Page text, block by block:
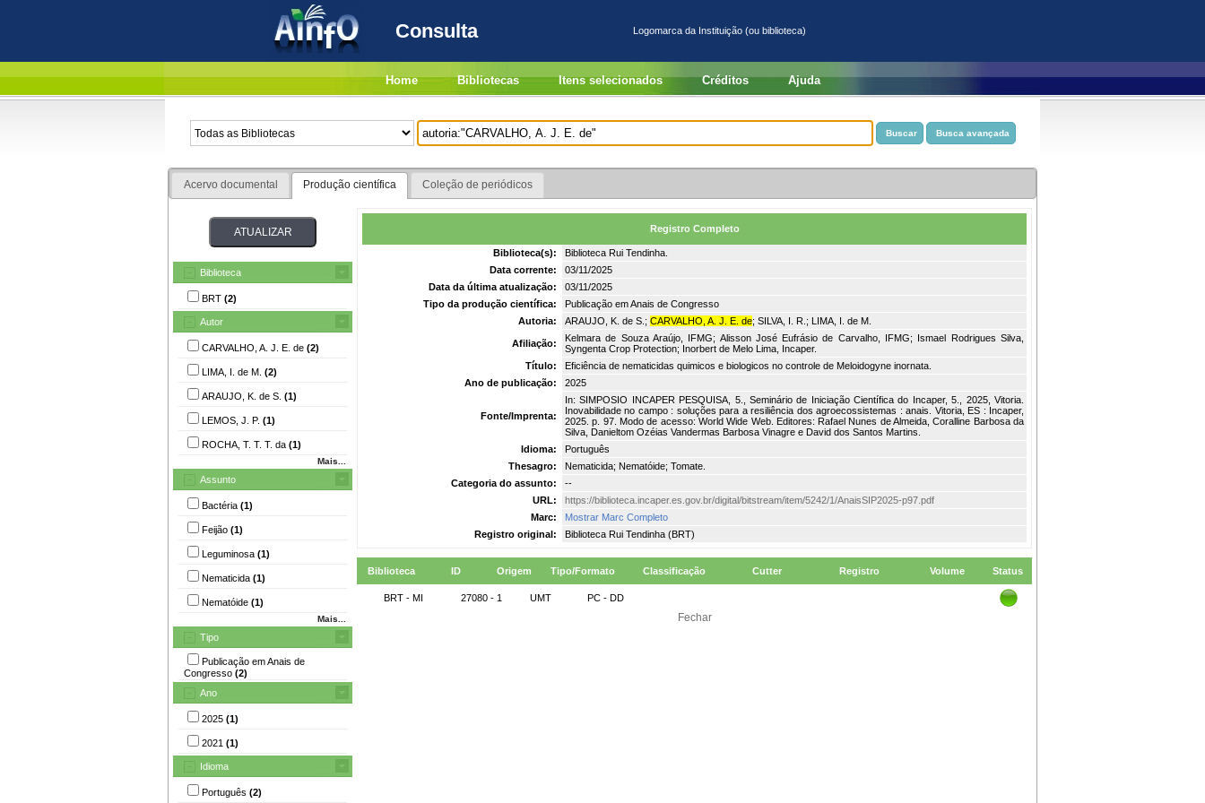
Consulta Logomarca da Instituição (ou biblioteca)
Home Bibliotecas Itens selecionados Créditos Ajuda
Acervo documental Produção científica Coleção de periódicos
Biblioteca
BRT (2)
Autor
CARVALHO, A. J. E. de (2)
LIMA, I. de M. (2)
ARAUJO, K. de S. (1)
LEMOS, J. P. (1)
ROCHA, T. T. T. da (1)
Mais...
Assunto
Bactéria (1)
Feijão (1)
Leguminosa (1)
Nematicida (1)
Nematóide (1)
Mais...
Tipo
Publicação em Anais de
Congresso (2)
Ano
2025 (1)
2021 (1)
Idioma
Português (2)
Registro Completo
Biblioteca(s):
Biblioteca Rui Tendinha.
Data corrente:
03/11/2025
Data da última atualização:
03/11/2025
Tipo da produção científica:
Publicação em Anais de Congresso
Autoria:
ARAUJO, K. de S.; CARVALHO, A. J. E. de; SILVA, I. R.; LIMA, I. de M.
Afiliação:
Kelmara de Souza Araújo, IFMG; Alisson José Eufrásio de Carvalho, IFMG; Ismael Rodrigues Silva,
Syngenta Crop Protection; Inorbert de Melo Lima, Incaper.
Título:
Eficiência de nematicidas quimicos e biologicos no controle de Meloidogyne inornata.
Ano de publicação:
2025
Fonte/Imprenta:
In: SIMPOSIO INCAPER PESQUISA, 5., Seminário de Iniciação Científica do Incaper, 5., 2025, Vitoria.
Inovabilidade no campo : soluções para a resiliência dos agroecossistemas : anais. Vitoria, ES : Incaper,
2025. p. 97. Modo de acesso: World Wide Web. Editores: Rafael Nunes de Almeida, Coralline Barbosa da
Silva, Danieltom Ozéias Vandermas Barbosa Vinagre e David dos Santos Martins.
Idioma:
Português
Thesagro:
Nematicida; Nematóide; Tomate.
Categoria do assunto:
--
URL:
https://biblioteca.incaper.es.gov.br/digital/bitstream/item/5242/1/AnaisSIP2025-p97.pdf
Marc:
Mostrar Marc Completo
Registro original:
Biblioteca Rui Tendinha (BRT)
Biblioteca ID Origem Tipo/Formato Classificação Cutter Registro Volume Status
BRT - MI 27080 - 1 UMT PC - DD
Fechar